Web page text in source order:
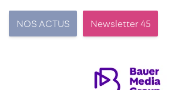
NOS ACTUS Newsletter 45